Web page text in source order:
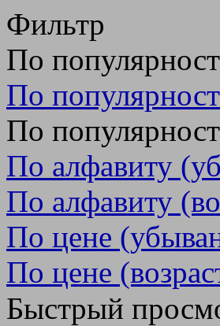
Фильтр
По
По
По
По алфавиту
По алфавиту
По цене
По цене
Быстрый